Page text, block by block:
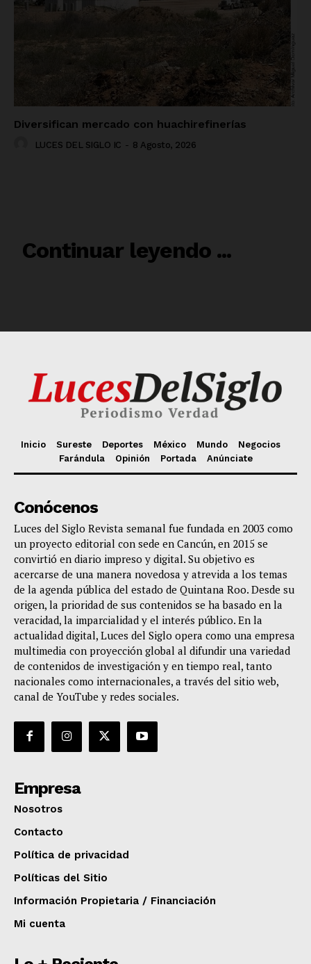
Inicio Sureste Deportes México Mundo
Negocios
Farándula
Opinión Portada Anúnciate
Conócenos
Luces del Siglo Revista semanal fue fundada en 2003 como
un proyecto editorial con sede en Cancún, en 2015 se
convirtió en diario impreso y digital. Su objetivo es
acercarse de una manera novedosa y atrevida a los temas
de la agenda pública del estado de Quintana Roo. Desde su
origen, la prioridad de sus contenidos se ha basado en la
veracidad, la imparcialidad y el interés público. En la
actualidad digital, Luces del Siglo opera como una empresa
multimedia con proyección global al difundir una variedad
de contenidos de investigación y en tiempo real, tanto
nacionales como internacionales, a través del sitio web,
canal de YouTube y redes sociales.
Empresa
Nosotros
Contacto
Política de privacidad
Políticas del Sitio
Información Propietaria / Financiación
Mi cuenta